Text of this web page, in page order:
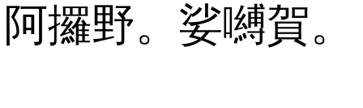
阿攞野。娑嚩賀。